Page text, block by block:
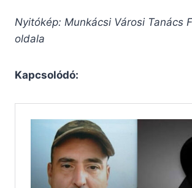
Nyitókép: Munkácsi Városi Tanács
oldala
Kapcsolódó: